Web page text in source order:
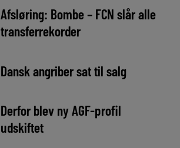
Afsløring: Bombe – FCN slår alle
transferrekorder
Dansk angriber sat til salg
Derfor blev ny AGF-profil
udskiftet